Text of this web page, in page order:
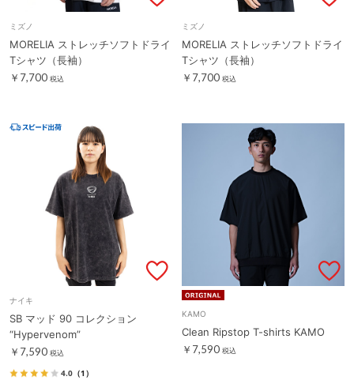
ミズノ
MORELIA ストレッチソフトドライ
Tシャツ（長袖）
￥7,700 税込
ミズノ
MORELIA ストレッチソフトドライ
Tシャツ（長袖）
￥7,700 税込
ナイキ
SB マッド 90 コレクション
“Hypervenom”
￥7,590 税込
4.0 （1）
KAMO
Clean Ripstop T-shirts KAMO
￥7,590 税込